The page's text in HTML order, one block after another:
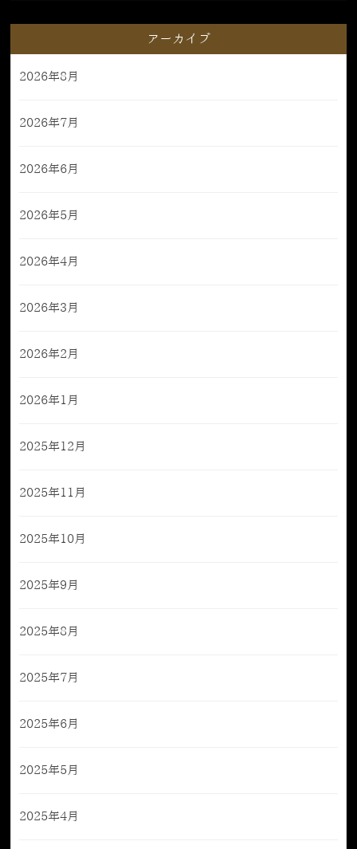
アーカイブ
2026年8月
2026年7月
2026年6月
2026年5月
2026年4月
2026年3月
2026年2月
2026年1月
2025年12月
2025年11月
2025年10月
2025年9月
2025年8月
2025年7月
2025年6月
2025年5月
2025年4月